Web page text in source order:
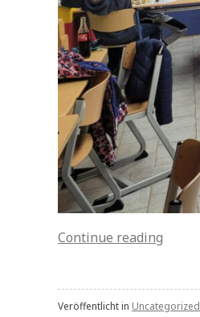
Continue reading
Veröffentlicht in Uncategorized